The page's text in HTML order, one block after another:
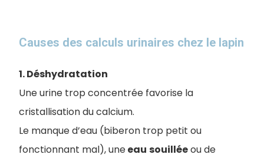
Causes des calculs urinaires chez le lapin
1. Déshydratation
Une urine trop concentrée favorise la
cristallisation du calcium.
Le manque d’eau (biberon trop petit ou
fonctionnant mal), uneeau souilléeou de